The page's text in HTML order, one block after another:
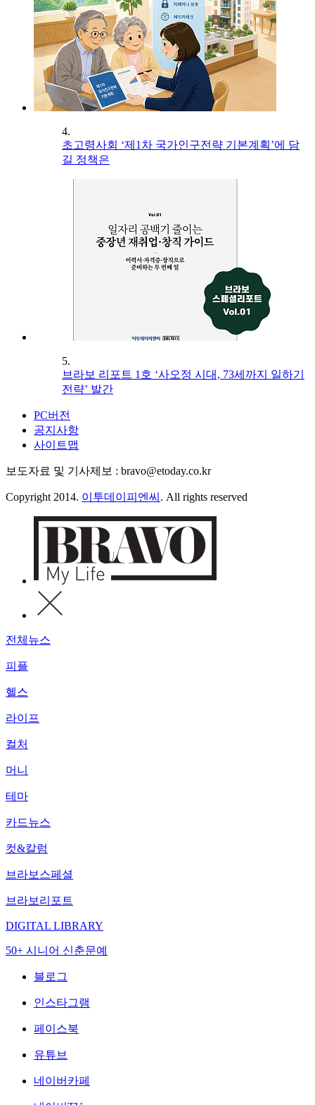
4.
초고령사회 ‘제1차 국가인구전략 기본계획’에 담
길 정책은
5.
브라보 리포트 1호 ‘사오정 시대, 73세까지 일하기
전략’ 발간
PC버전
공지사항
사이트맵
보도자료 및 기사제보 : bravo@etoday.co.kr
Copyright 2014. 이투데이피엔씨 . All rights reserved
전체뉴스
피플
헬스
라이프
컬처
머니
테마
카드뉴스
컷&칼럼
브라보스페셜
브라보리포트
DIGITAL LIBRARY
50+ 시니어 신춘문예
블로그
인스타그램
페이스북
유튜브
네이버카페